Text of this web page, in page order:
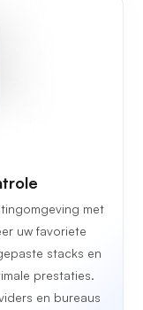
met
uw favoriete
stacks en
prestaties.
en bureaus